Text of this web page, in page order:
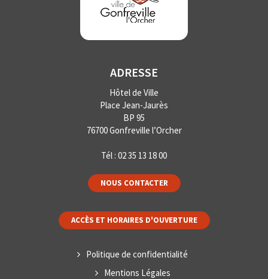
ADRESSE
Hôtel de Ville
Place Jean-Jaurès
BP 95
76700 Gonfreville l’Orcher
Tél : 02 35 13 18 00
NOUS CONTACTER
ACCÈS ET HORAIRES D'OUVERTURE
Politique de confidentialité
Mentions Légales